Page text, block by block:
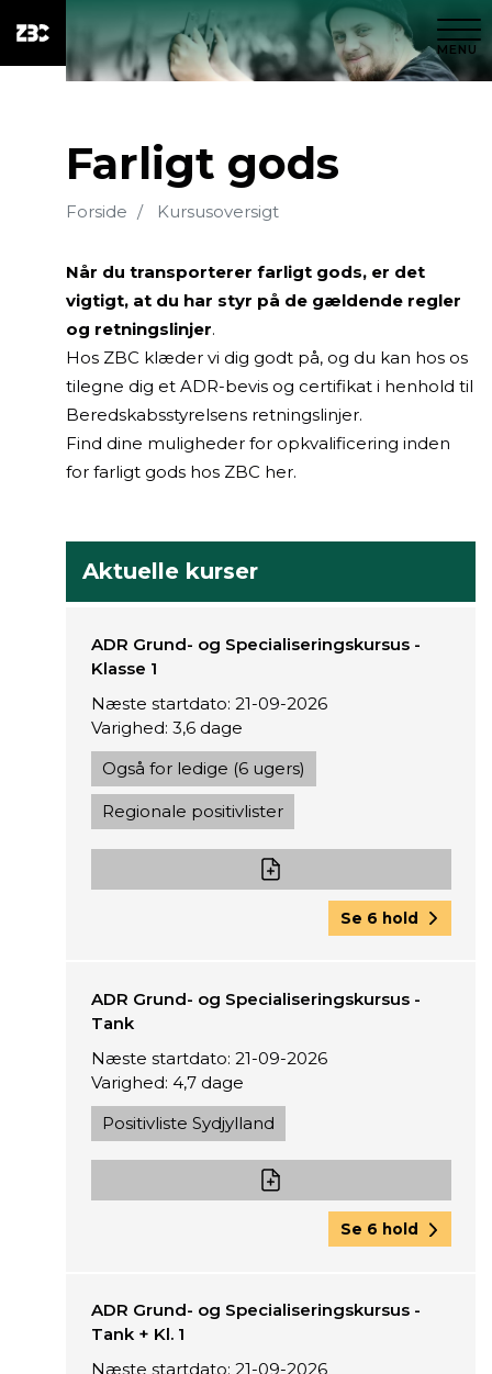
MENU
Farligt gods
Forside Kursusoversigt
Når du transporterer farligt gods, er det
vigtigt, at du har styr på de gældende regler
og retningslinjer.
Hos ZBC klæder vi dig godt på, og du kan hos os
tilegne dig et ADR-bevis og certifikat i henhold til
Beredskabsstyrelsens retningslinjer.
Find dine muligheder for opkvalificering inden
for farligt gods hos ZBC her.
Aktuelle kurser
ADR Grund- og Specialiseringskursus -
Klasse 1
Også for ledige (6 ugers)
Regionale positivlister
Se 6 hold
Næste startdato: 21-09-2026
Varighed: 3,6 dage
ADR Grund- og Specialiseringskursus -
Tank
Positivliste Sydjylland
Se 6 hold
Næste startdato: 21-09-2026
Varighed: 4,7 dage
ADR Grund- og Specialiseringskursus -
Tank + Kl. 1
Næste startdato: 21-09-2026